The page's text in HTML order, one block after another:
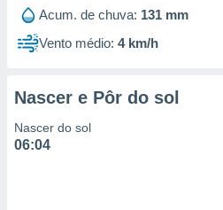
Acum. de chuva: 131 mm
Vento médio: 4 km/h
Nascer e Pôr do sol
Nascer do sol
06:04